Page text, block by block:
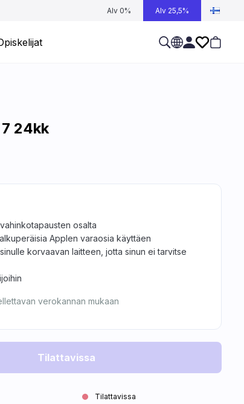
Alv 0% Alv 25,5%
24kk
osalta
Applen varaosia käyttäen
korvaavan laitteen, jotta sinun ei tarvitse
verokannan mukaan
Tilattavissa
Tilattavissa